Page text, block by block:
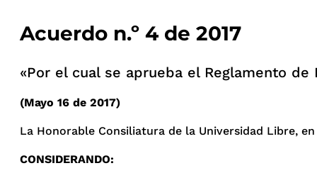
Acuerdo n.º 4 de 2017
«Por el cual se aprueba el Reglamento
(Mayo 16 de 2017)
La Honorable Consiliatura de la Universidad Libre,
CONSIDERANDO: